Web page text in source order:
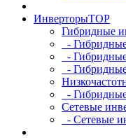
ИнверторыTOP
Гибридные
-
-
-
-
Сетевые
- Сетевые